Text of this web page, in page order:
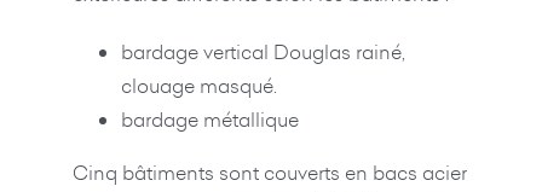
bardage vertical Douglas rainé,
clouage masqué.
bardage métallique
Cinq bâtiments sont couverts en bacs acier